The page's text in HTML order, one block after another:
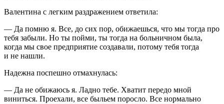
Валентина с легким раздражением ответила:
— Да помню я. Все, до сих пор, обижаешься, что мы тогда про
тебя забыли. Но ты пойми, ты тогда на больничном была,
когда мы свое предприятие создавали, потому тебя тогда
и не нашли.
Надежна поспешно отмахнулась:
— Да не обижаюсь я. Ладно тебе. Хватит передо мной
виниться. Проехали, все быльем поросло. Все нормально